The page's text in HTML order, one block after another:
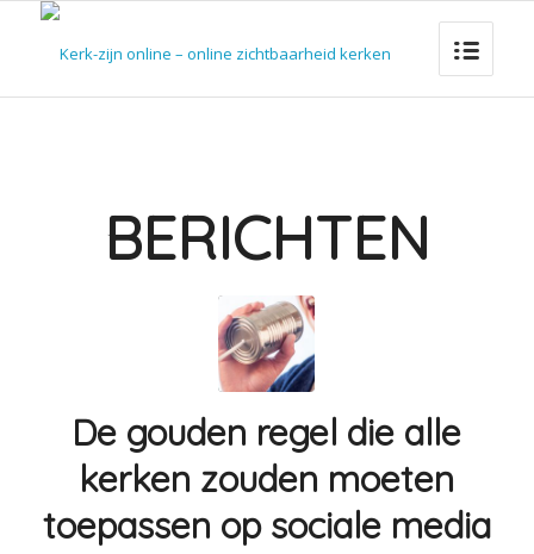
BERICHTEN
De gouden regel die alle
kerken zouden moeten
toepassen op sociale media